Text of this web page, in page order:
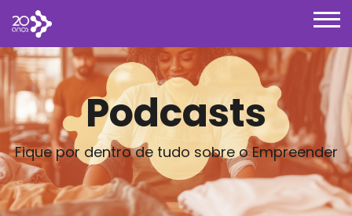
Podcasts
Fique por dentro de tudo sobre o Empreender